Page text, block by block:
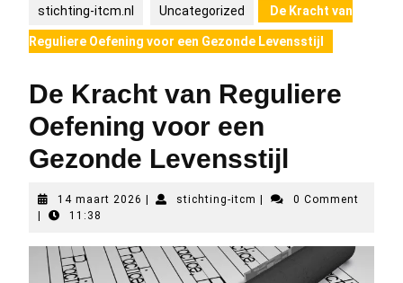
stichting-itcm.nl Uncategorized De Kracht van
Reguliere Oefening voor een Gezonde Levensstijl
De Kracht van Reguliere
Oefening voor een
Gezonde Levensstijl
14 maart 2026 14
stichting-itcm stichting-0 Comment
11:38